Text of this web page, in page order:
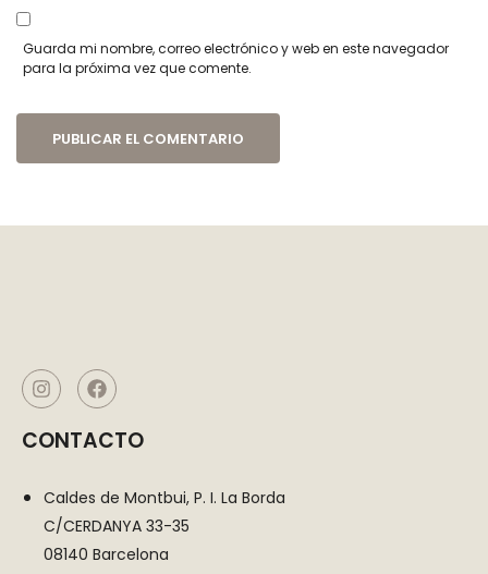
Guarda mi nombre, correo electrónico y web en este navegador
para la próxima vez que comente.
CONTACTO
Caldes de Montbui, P. I. La Borda
C/CERDANYA 33-35
08140 Barcelona